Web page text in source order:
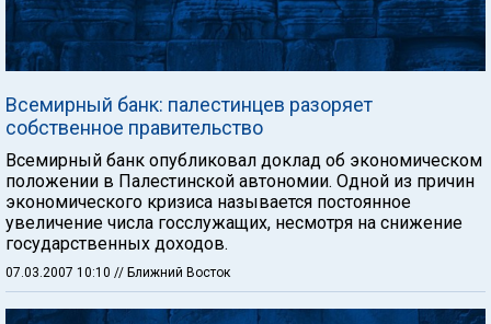
Всемирный банк: палестинцев разоряет
собственное правительство
Всемирный банк опубликовал доклад об экономическом
положении в Палестинской автономии. Одной из причин
экономического кризиса называется постоянное
увеличение числа госслужащих, несмотря на снижение
государственных доходов.
07.03.2007 10:10 // Ближний Восток